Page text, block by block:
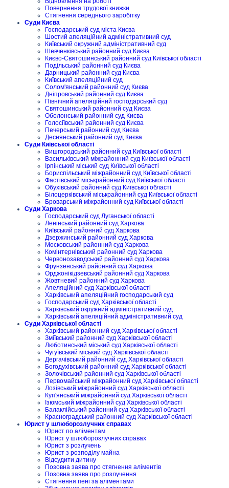
Повернення трудової книжки
Стягнення середнього заробітку
Суди Києва
Господарський суд міста Києва
Шостий апеляційний адміністративний суд
Київський окружний адміністративний суд
Шевченківський районний суд Києва
Києво-Святошинський районний суд Київської області
Подільський районний суд Києва
Дарницький районний суд Києва
Київський апеляційний суд
Солом'янський районний суд Києва
Дніпровський районний суд Києва
Північний апеляційний господарський суд
Святошинський районний суд Києва
Оболонський районний суд Києва
Голосіївський районний суд Києва
Печерський районний суд Києва
Деснянський районний суд Києва
Суди Київської області
Вишгородський районний суд Київської області
Васильківський міжрайонний суд Київської області
Ірпінський міський суд Київської області
Бориспільський міжрайонний суд Київської області
Фастівський міськрайонний суд Київської області
Обухівський районний суд Київської області
Білоцерківський міськрайонний суд Київської області
Броварський міжрайонний суд Київської області
Суди Харкова
Господарський суд Луганської області
Ленінський районний суд Харкова
Київський районний суд Харкова
Дзержинський районний суд Харкова
Московський районний суд Харкова
Комінтернівський районний суд Харкова
Червонозаводський районний суд Харкова
Фрунзенський районний суд Харкова
Орджонікідзевський районний суд Харкова
Жовтневий районний суд Харкова
Апеляційний суд Харківської області
Харківський апеляційний господарський суд
Господарський суд Харківської області
Харківський окружний адміністративний суд
Харківський апеляційний адміністративний суд
Суди Харківської області
Харківський районний суд Харківської області
Зміївський районний суд Харківської області
Люботинський міський суд Харківської області
Чугуївський міський суд Харківської області
Дергачівський районний суд Харківської області
Богодухівський районний суд Харківської області
Золочівський районний суд Харківської області
Первомайський міжрайонний суд Харківської області
Лозівський міжрайонний суд Харківської області
Куп'янський міжрайонний суд Харківської області
Ізюмський міжрайонний суд Харківської області
Балаклійський районний суд Харківської області
Красноградський районний суд Харківської області
Юрист у шлюборозлучних справах
Юрист по аліментам
Юрист у шлюборозлучних справах
Юрист з розлучень
Юрист з розподілу майна
Відсудити дитину
Позовна заява про стягнення аліментів
Позовна заява про розлучення
Стягнення пені за аліментами